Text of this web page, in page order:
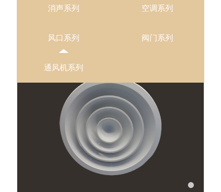
联系我们
消声系列 空调系列
风口系列 阀门系列
通风机系列